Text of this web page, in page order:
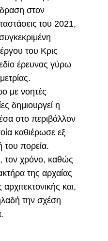
στον
του 2021,
του Κρις
έρευνας γύρω
με νοητές
δημιουργεί η
στο περιβάλλον
καθιέρωσε εξ
του πορεία.
τον χρόνο, καθώς
της αρχαίας
και,
την σχέση